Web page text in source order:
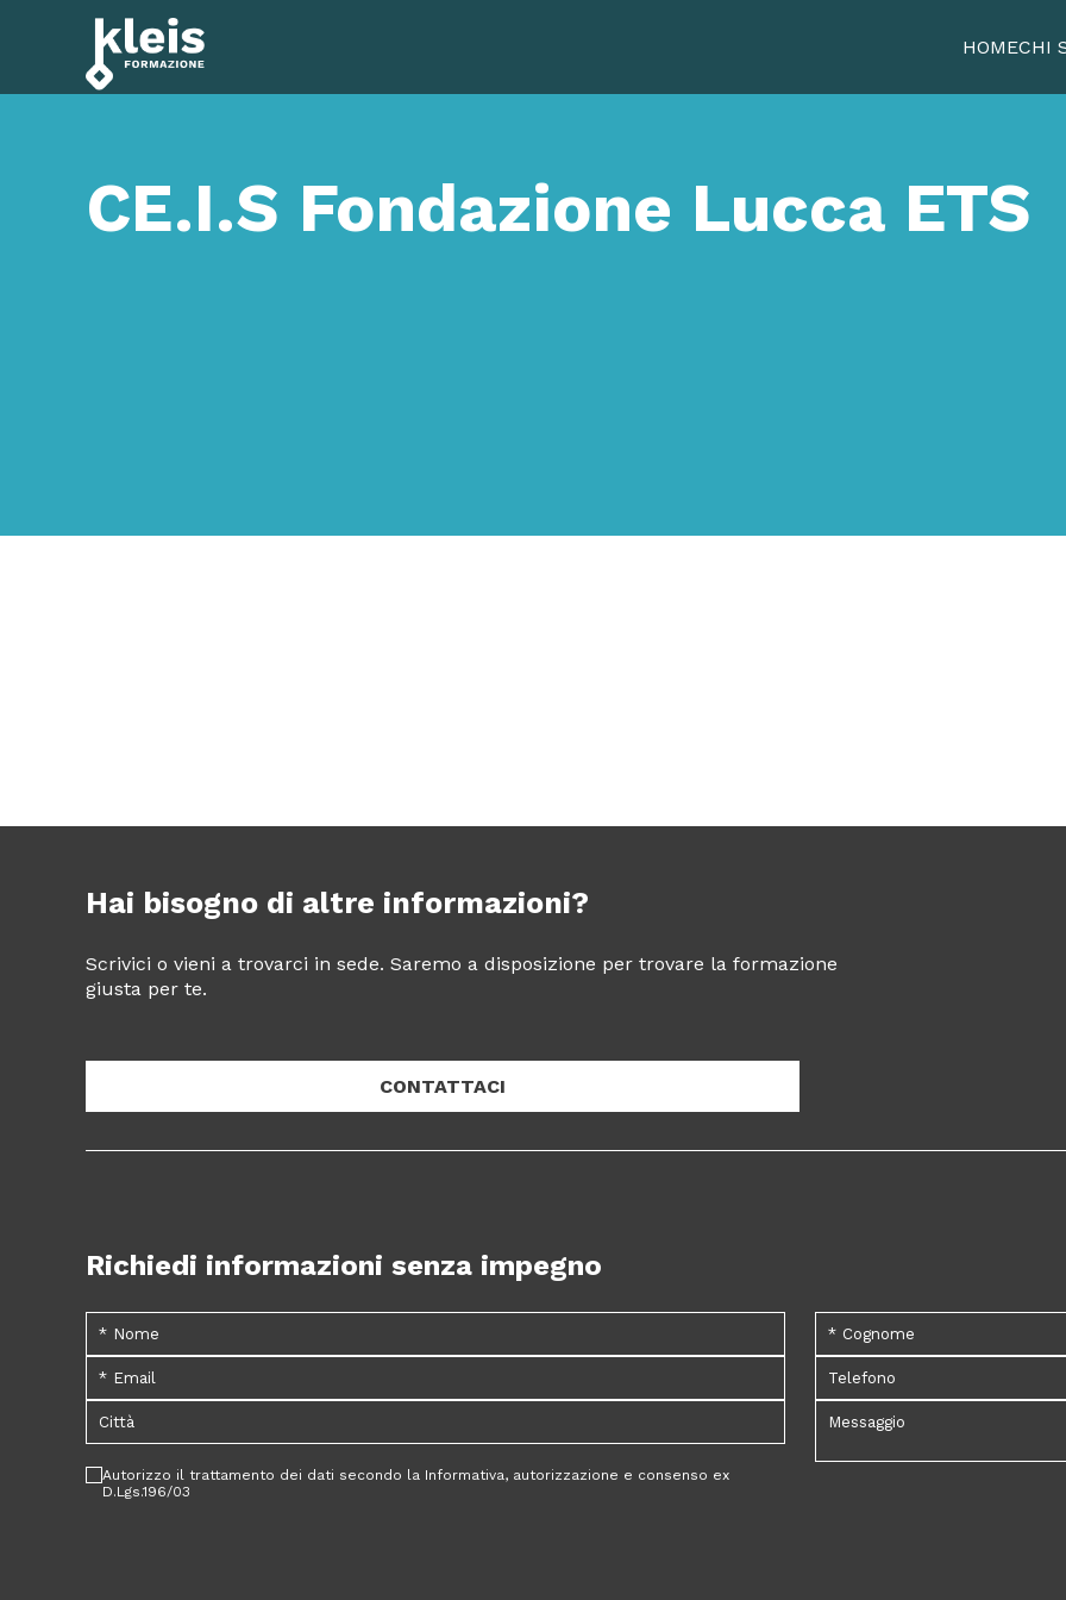
HOMECHI
InstagramFacebook
TiktokYouTube
CE.I.S Fondazione Lucca ETS
Hai bisogno di altre informazioni?
Scrivici o vieni a trovarci in sede. Saremo a disposizione per trovare la formazione
giusta per te.
CONTATTACI
Richiedi informazioni senza impegno
Autorizzo il trattamento dei dati secondo la Informativa, autorizzazione e consenso ex
D.Lgs.196/03